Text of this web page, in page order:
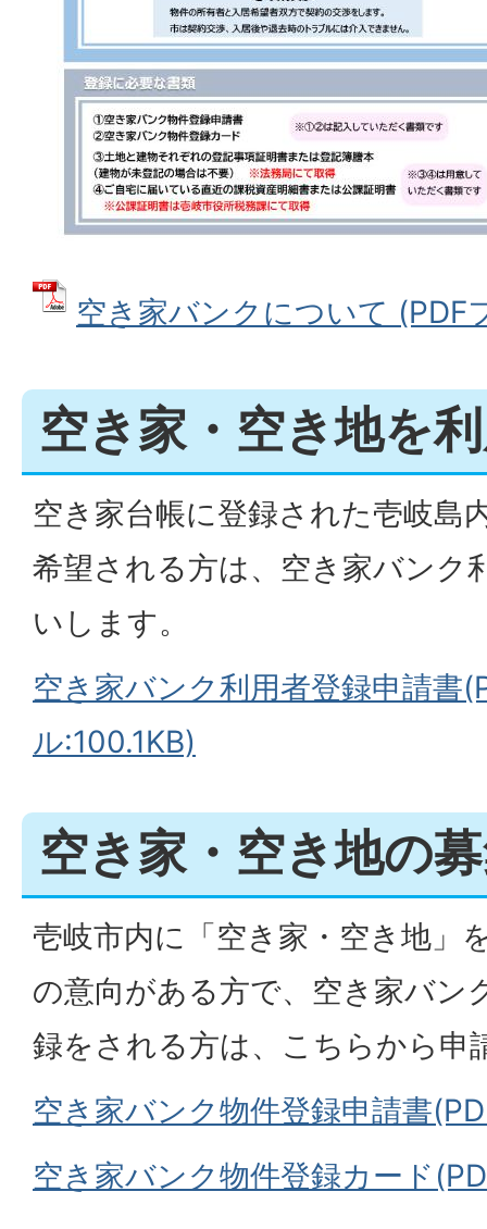
空き家バンクについて (PDF
空き家・空き地を
空き家台帳に登録された壱岐島
希望される方は、空き家バンク
いします。
空き家バンク利用者登録申請書
ル:100.1KB)
空き家・空き地の
壱岐市内に「空き家・空き地」
の意向がある方で、空き家バン
録をされる方は、こちらから申
空き家バンク物件登録申請書
空き家バンク物件登録カード